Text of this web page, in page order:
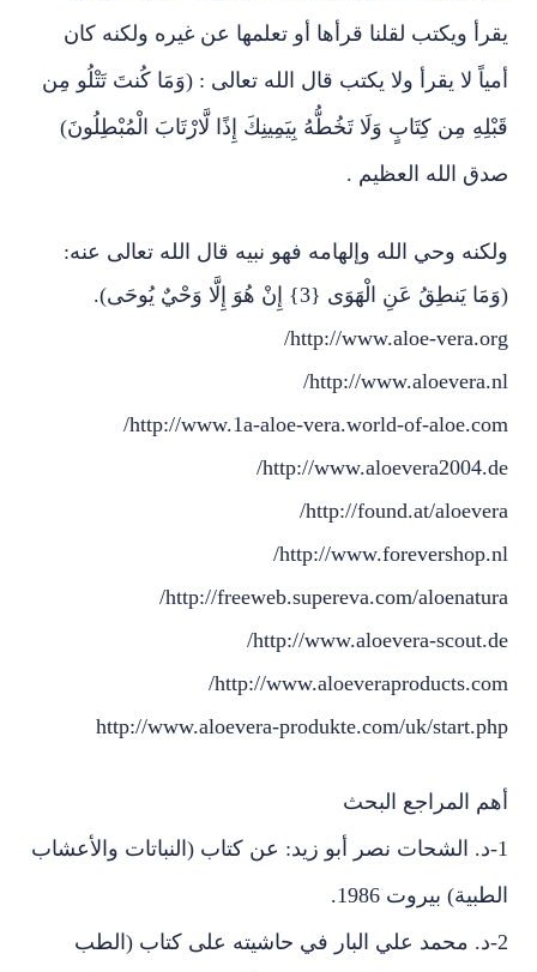
يقرأ ويكتب لقلنا قرأها أو تعلمها عن غيره ولكنه كان
أمياً لا يقرأ ولا يكتب قال الله تعالى : (وَمَا كُنتَ تَتْلُو مِن
قَبْلِهِ مِن كِتَابٍ وَلَا تَخُطُّهُ بِيَمِينِكَ إِذًا لَّارْتَابَ الْمُبْطِلُونَ)
صدق الله العظيم .
ولكنه وحي الله وإلهامه فهو نبيه قال الله تعالى عنه:
(وَمَا يَنطِقُ عَنِ الْهَوَى {3} إِنْ هُوَ إِلَّا وَحْيٌ يُوحَى).
http://www.aloe-vera.org/
http://www.aloevera.nl/
http://www.1a-aloe-vera.world-of-aloe.com/
http://www.aloevera2004.de/
http://found.at/aloevera/
http://www.forevershop.nl/
http://freeweb.supereva.com/aloenatura/
http://www.aloevera-scout.de/
http://www.aloeveraproducts.com/
http://www.aloevera-produkte.com/uk/start.php
أهم المراجع البحث
1-د. الشحات نصر أبو زيد: عن كتاب (النباتات والأعشاب
الطبية) بيروت 1986.
2-د. محمد علي البار في حاشيته على كتاب (الطب